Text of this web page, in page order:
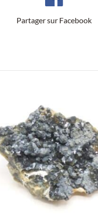
Partager sur Facebook